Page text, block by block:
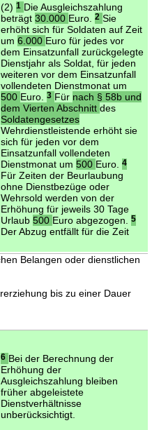
(2) 1 Die Ausgleichszahlung
beträgt 30.000 Euro. 2 Sie
erhöht sich für Soldaten auf Zeit
um 6.000 Euro für jedes vor
dem Einsatzunfall zurückgelegte
Dienstjahr als Soldat, für jeden
weiteren vor dem Einsatzunfall
vollendeten Dienstmonat um
500 Euro. 3 Für nach § 58b und
dem Vierten Abschnitt des
Soldatengesetzes
Wehrdienstleistende erhöht sie
sich für jeden vor dem
Einsatzunfall vollendeten
Dienstmonat um 500 Euro. 4
Für Zeiten der Beurlaubung
ohne Dienstbezüge oder
Wehrsold werden von der
Erhöhung für jeweils 30 Tage
Urlaub 500 Euro abgezogen. 5
Der Abzug entfällt für die Zeit
Belangen oder dienstlichen
bis zu einer Dauer
6 Bei der Berechnung der
Erhöhung der
Ausgleichszahlung bleiben
früher abgeleistete
Dienstverhältnisse
unberücksichtigt.